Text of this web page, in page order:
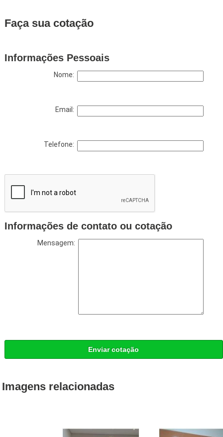
Faça sua cotação
Informações Pessoais
Nome:
Email:
Telefone:
Informações de contato ou cotação
Mensagem:
Enviar cotação
Imagens relacionadas